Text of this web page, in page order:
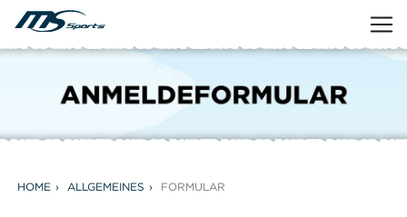
HOME ALLGEMEINES FORMULAR